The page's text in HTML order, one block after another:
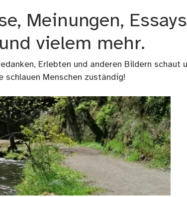
Meinungen,
vielem mehr.
Erlebten und anderen Bildern schaut
Menschen zuständig!